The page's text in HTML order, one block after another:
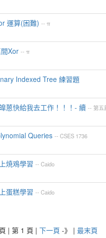
運算(困難) -- π
Xor -- π
Indexed Tree 練習題
蒽快給我去工作！！！- 續 -- 第五
Queries -- CSES 1736
焼鳮學習 -- Caido
蛋糕學習 -- Caido
| 第 1 頁 | 下一頁 -》 | 最末頁